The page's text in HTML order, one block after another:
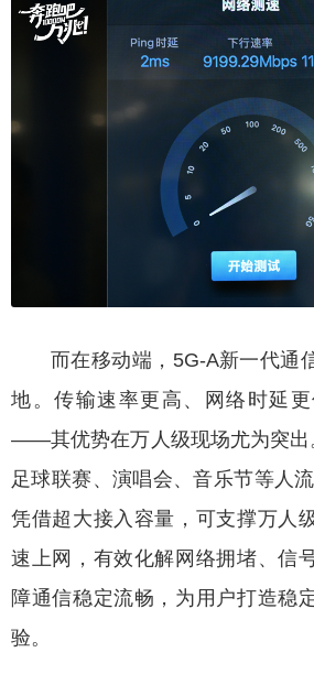
而在移动端，5G-A新一代通
地。传输速率更高、网络时延
——其优势在万人级现场尤为突出
足球联赛、演唱会、音乐节等人
凭借超大接入容量，可支撑万人
速上网，有效化解网络拥堵、信
障通信稳定流畅，为用户打造稳
验。